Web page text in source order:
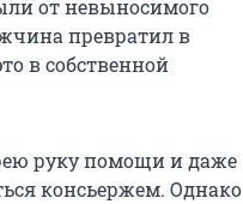
от невыносимого
превратил в
в собственной
руку помощи и даже
консьержем. Однако